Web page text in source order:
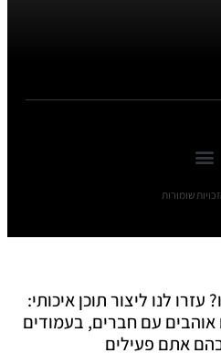
שומורות
לנו ליצור תוכן איכותי:
עם חברים, בעמודים
אתם פעילים